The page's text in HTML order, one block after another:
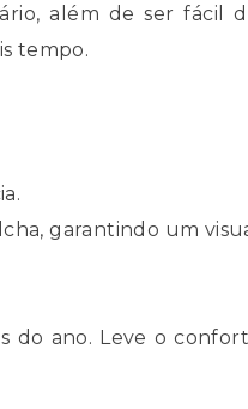
além de ser fácil
tempo.
garantindo um
ano. Leve o